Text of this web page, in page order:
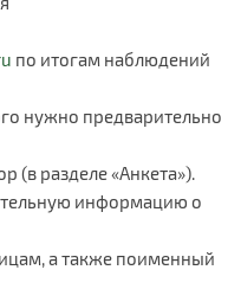
по итогам наблюдений
нужно предварительно
(в разделе «Анкета»).
информацию о
а также поименный